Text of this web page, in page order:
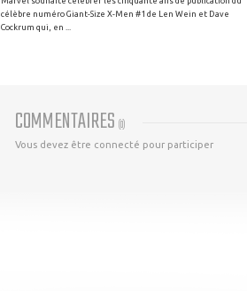
célèbre numéro Giant-Size X-Men #1 de Len Wein et Dave
Cockrum qui, en ...
COMMENTAIRES (0)
Vous devez être connecté pour participer